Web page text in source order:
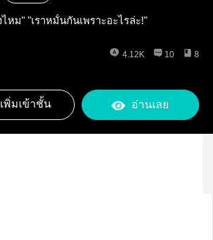
"นายเคยรักฉันบ้างไหม" "เราหมั้นกันเพราะอะไรล่ะ!"
4.12K 10 8
เพิ่มเข้าชั้น อ่านเลย